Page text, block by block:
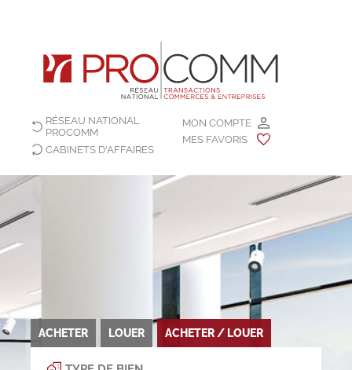
MON COMPTE
MES FAVORIS
RÉSEAU NATIONAL
PROCOMM
CABINETS D'AFFAIRES
ACHETER LOUER ACHETER / LOUER